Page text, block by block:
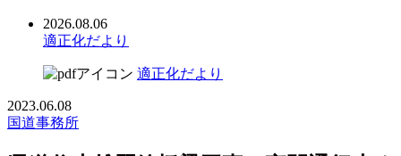
2026.08.06
適正化だより
適正化だより
2023.06.08
国道事務所